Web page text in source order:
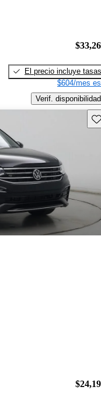
El precio incluye tasas
$604/mes
Verif. disponibilidad